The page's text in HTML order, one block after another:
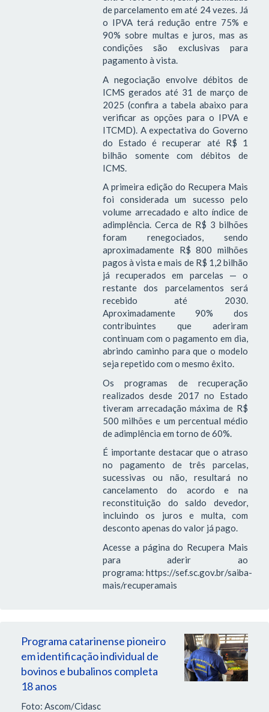
de parcelamento em até 24 vezes. Já
o IPVA terá redução entre 75% e
90% sobre multas e juros, mas as
condições são exclusivas para
pagamento à vista.
A negociação envolve débitos de
ICMS gerados até 31 de março de
2025 (confira a tabela abaixo para
verificar as opções para o IPVA e
ITCMD). A expectativa do Governo
do Estado é recuperar até R$ 1
bilhão somente com débitos de
ICMS.
A primeira edição do Recupera Mais
foi considerada um sucesso pelo
volume arrecadado e alto índice de
adimplência. Cerca de R$ 3 bilhões
foram renegociados, sendo
aproximadamente R$ 800 milhões
pagos à vista e mais de R$ 1,2 bilhão
já recuperados em parcelas — o
restante dos parcelamentos será
recebido até 2030.
Aproximadamente 90% dos
contribuintes que aderiram
continuam com o pagamento em dia,
abrindo caminho para que o modelo
seja repetido com o mesmo êxito.
Os programas de recuperação
realizados desde 2017 no Estado
tiveram arrecadação máxima de R$
500 milhões e um percentual médio
de adimplência em torno de 60%.
É importante destacar que o atraso
no pagamento de três parcelas,
sucessivas ou não, resultará no
cancelamento do acordo e na
reconstituição do saldo devedor,
incluindo os juros e multa, com
desconto apenas do valor já pago.
Acesse a página do Recupera Mais
para aderir ao
programa: https://sef.sc.gov.br/saiba-
mais/recuperamais
Programa catarinense pioneiro
em identificação individual de
bovinos e bubalinos completa
18 anos
Foto: Ascom/Cidasc